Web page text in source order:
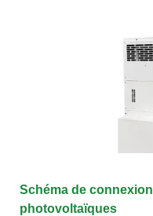
Schéma de
photovoltaïques